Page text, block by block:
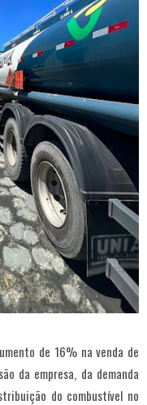
de 16% na venda de
da empresa, da demanda
do combustível no